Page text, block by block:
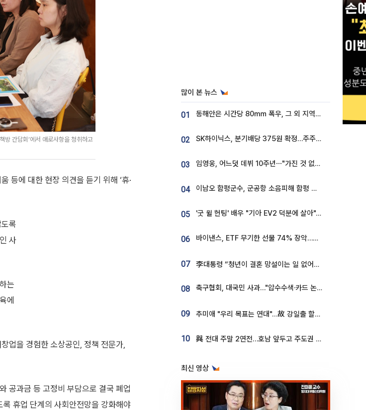
방 간담회’에서 애로사항을 청취하고
등에 대한 현장 의견을 듣기 위해 ‘휴·
록
사
는
에
업을 경험한 소상공인, 정책 전문가,
공과금 등 고정비 부담으로 결국 폐업
휴업 단계의 사회안전망을 강화해야
많이 본 뉴스
01 동해안은 시간당 80㎜ 폭우, 그 외 지역은 폭염…‘극과 극 날씨’
02 SK하이닉스, 분기배당 375원 확정…주주환원책 9월로 앞당겨 발표
03 임영웅, 어느덧 데뷔 10주년⋯"가진 것 없던 시절, 내 앞엔 20명의 팬뿐"
04 이남오 함평군수, 군공항 소음피해 함평 보상 요구
05 '굿 윌 헌팅' 배우 "기아 EV2 덕분에 살아"…교통사고 후 안전성 극찬
06 바이낸스, ETF 무기한 선물 74% 장악…한국 레버리지 ETF 거래 급증 [e가상자산]
07 李대통령 “청년이 결혼 망설이는 일 없어야...제도상 불이익 조사”
08 축구협회, 대국민 사과…"압수수색·카드 논란 사죄, 강도 높은 쇄신"
09 추미애 "우리 목표는 연대"…故 강일출 할머니 흉상 제막
10 與 전대 주말 2연전…호남 앞두고 주도권 다툼
최신 영상